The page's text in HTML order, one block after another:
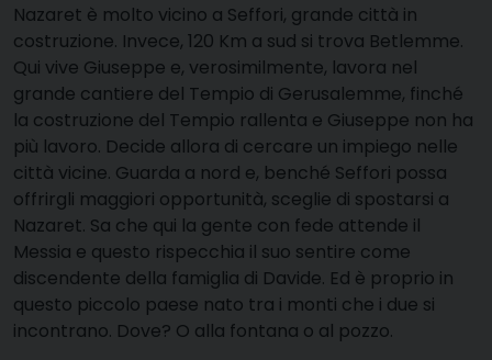
Nazaret è molto vicino a Seffori, grande città in
costruzione. Invece, 120 Km a sud si trova Betlemme.
Qui vive Giuseppe e, verosimilmente, lavora nel
grande cantiere del Tempio di Gerusalemme, finché
la costruzione del Tempio rallenta e Giuseppe non ha
più lavoro. Decide allora di cercare un impiego nelle
città vicine. Guarda a nord e, benché Seffori possa
offrirgli maggiori opportunità, sceglie di spostarsi a
Nazaret. Sa che qui la gente con fede attende il
Messia e questo rispecchia il suo sentire come
discendente della famiglia di Davide. Ed è proprio in
questo piccolo paese nato tra i monti che i due si
incontrano. Dove? O alla fontana o al pozzo.